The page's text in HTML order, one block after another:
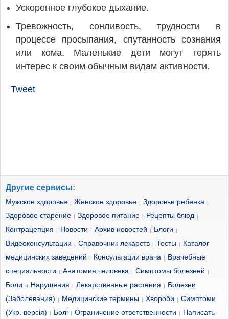
Ускоренное глубокое дыхание.
Тревожность, сонливость, трудности в
процессе просыпания, спутанность сознания
или кома. Маленькие дети могут терять
интерес к своим обычным видам активности.
Tweet
Другие сервисы:
Мужское здоровье | Женское здоровье | Здоровье ребенка |
Здоровое старение | Здоровое питание | Рецепты блюд |
Контрацепция | Новости | Архив новостей | Блоги |
Видеоконсультации | Справочник лекарств | Тесты |
Каталог
медицинских заведений
| Консультации врача |
Врачебные
специальности
| Анатомия человека | Симптомы болезней |
Боли и Нарушения | Лекарственные растения |
Болезни
(Заболевания)
| Медицинские термины | Хвороби | Симптоми
(Укр. версія)
| Болі | Ограничение ответственности | Написать